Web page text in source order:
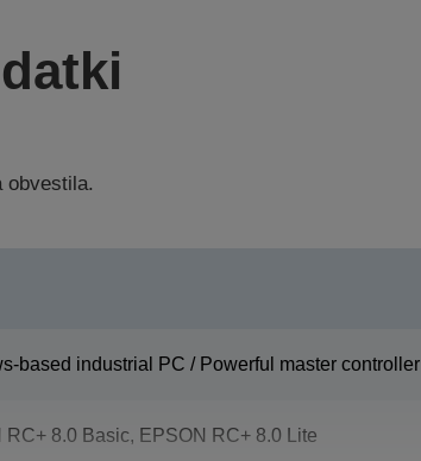
obvestila.
based industrial PC / Powerful master controller
RC+ 8.0 Basic, EPSON RC+ 8.0 Lite